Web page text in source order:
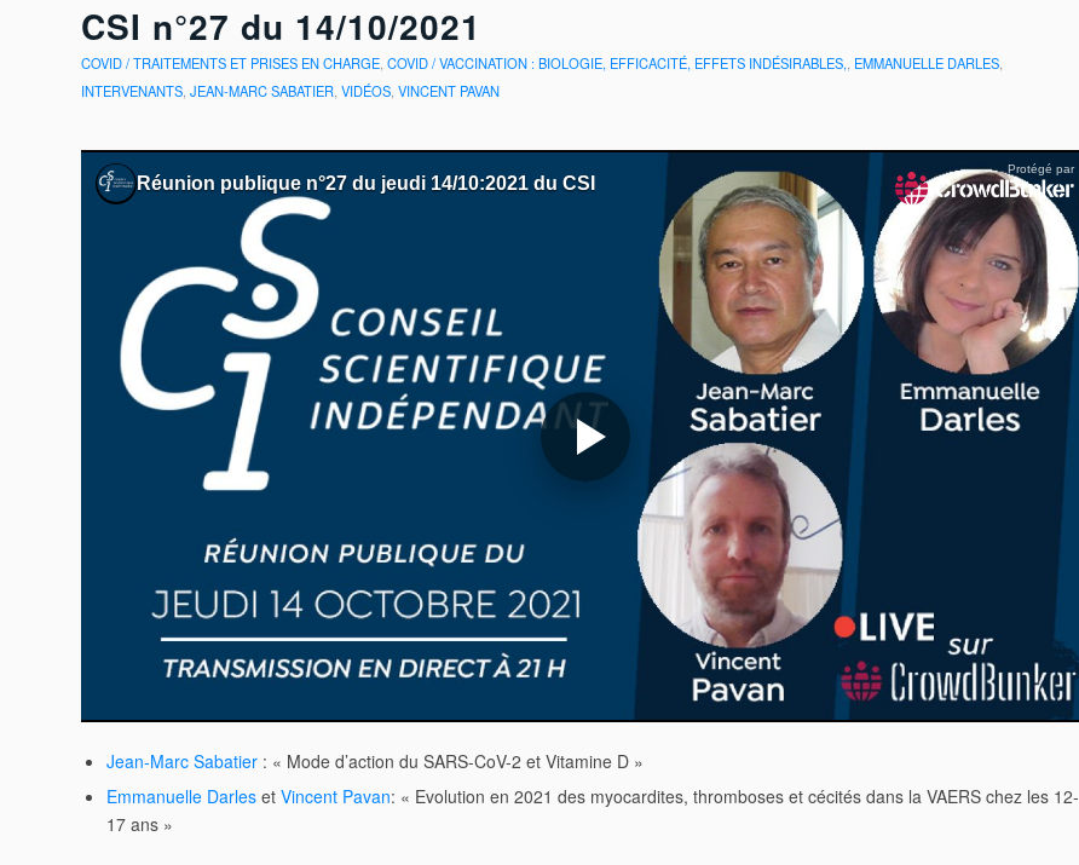
CSI n°27 du 14/10/2021
COVID / TRAITEMENTS ET PRISES EN CHARGE, COVID / VACCINATION : BIOLOGIE, EFFICACITÉ, EFFETS INDÉSIRABLES,, EMMANUELLE DARLES,
INTERVENANTS, JEAN-MARC SABATIER, VIDÉOS, VINCENT PAVAN
Jean-Marc Sabatier : « Mode d’action du SARS-CoV-2 et Vitamine D »
Emmanuelle Darles et Vincent Pavan: « Evolution en 2021 des myocardites, thromboses et cécités dans la VAERS chez les 12-
17 ans »